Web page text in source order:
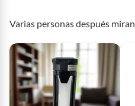
Varias personas después miran